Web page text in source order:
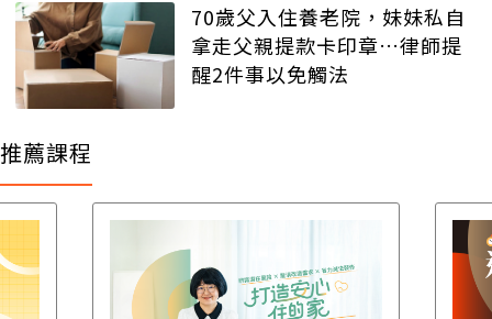
70歲父入住養老院，妹妹私自
拿走父親提款卡印章…律師提
醒2件事以免觸法
推薦課程